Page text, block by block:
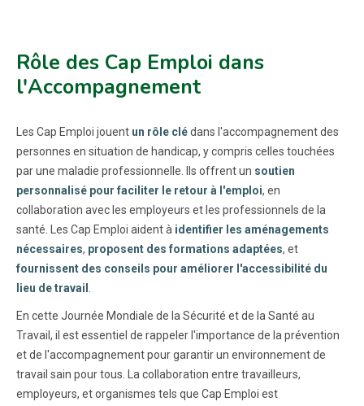
Rôle des Cap Emploi dans
l'Accompagnement
Les Cap Emploi jouent un rôle clédans l'accompagnement des
personnes en situation de handicap, y compris celles touchées
par une maladie professionnelle. Ils offrent un soutien
personnalisé pour faciliter le retour à l'emploi, en
collaboration avec les employeurs et les professionnels de la
santé. Les Cap Emploi aident à identifier les aménagements
nécessaires, proposent des formations adaptées, et
fournissent des conseils pour améliorer l'accessibilité du
lieu de travail
En cette Journée Mondiale de la Sécurité et de la Santé au
Travail, il est essentiel de rappeler l'importance de la prévention
et de l'accompagnement pour garantir un environnement de
travail sain pour tous. La collaboration entre travailleurs,
employeurs, et organismes tels que Cap Emploi est